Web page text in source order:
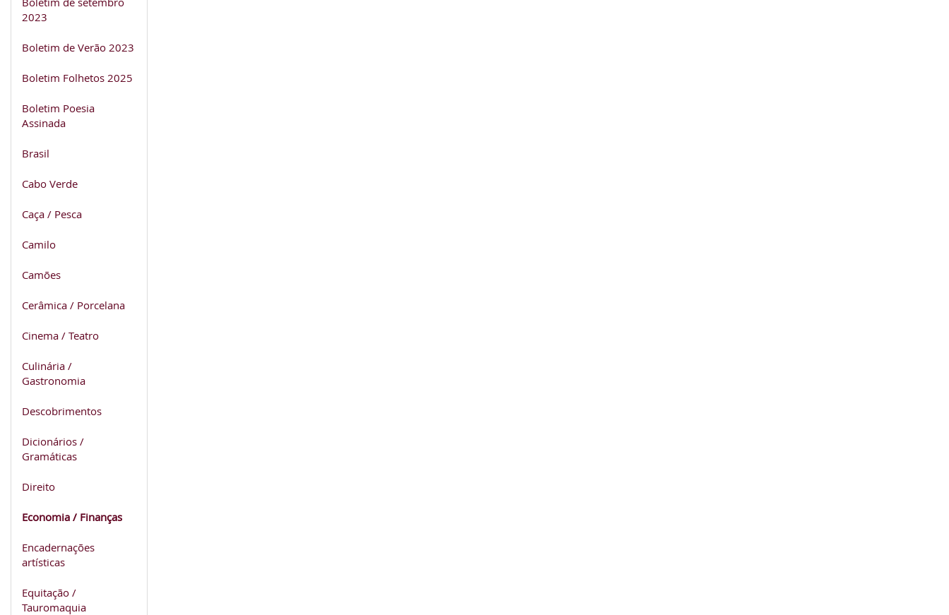
2023
Boletim de Verão 2023
Boletim Folhetos 2025
Boletim Poesia
Assinada
Brasil
Cabo Verde
Caça / Pesca
Camilo
Camões
Cerâmica / Porcelana
Cinema / Teatro
Culinária /
Gastronomia
Descobrimentos
Dicionários /
Gramáticas
Direito
Economia / Finanças
Encadernações
artísticas
Equitação /
Tauromaquia